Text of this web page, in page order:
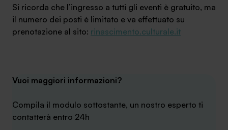
Si ricorda che l’ingresso a tutti gli eventi è gratuito, ma
il numero dei posti è limitato e va effettuato su
prenotazione al sito: rinascimento.culturale.it
Vuoi maggiori informazioni?
Compila il modulo sottostante, un nostro esperto ti
contatterà entro 24h